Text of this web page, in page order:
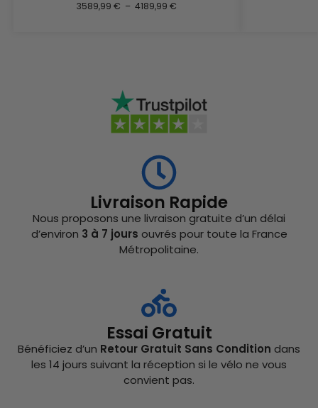
3589,99€ – 4189,99€
Livraison Rapide
Nous proposons une livraison gratuite d’un délai
d’environ 3 à 7 jours ouvrés pour toute la France
Métropolitaine.
Essai Gratuit
Bénéficiez d’un Retour Gratuit Sans Condition dans
les 14 jours suivant la réception si le vélo ne vous
convient pas.